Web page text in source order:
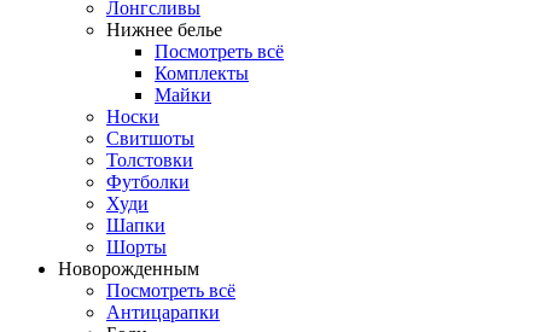
Лонгсливы
Нижнее белье
Посмотреть всё
Комплекты
Майки
Носки
Свитшоты
Толстовки
Футболки
Худи
Шапки
Шорты
Новорожденным
Посмотреть всё
Антицарапки